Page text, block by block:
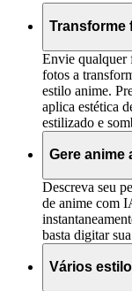
Transforme
Envie qualquer
fotos a
estilo anime.
aplica estética
estilizado e
Gere anime
Descreva seu
de anime com
basta digitar
Vários